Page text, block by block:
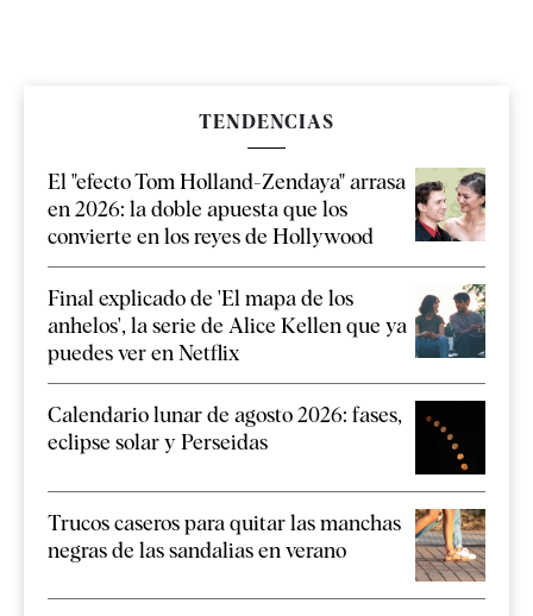
TENDENCIAS
El "efecto Tom Holland-Zendaya" arrasa
en 2026: la doble apuesta que los
convierte en los reyes de Hollywood
Final explicado de 'El mapa de los
anhelos', la serie de Alice Kellen que ya
puedes ver en Netflix
Calendario lunar de agosto 2026: fases,
eclipse solar y Perseidas
Trucos caseros para quitar las manchas
negras de las sandalias en verano